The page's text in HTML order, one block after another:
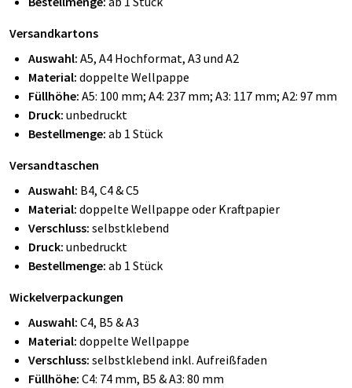
Versandkartons
Auswahl: A5, A4 Hochformat, A3 und A2
Material: doppelte Wellpappe
Füllhöhe: A5: 100 mm; A4: 237 mm; A3: 117 mm; A2: 97 mm
Druck: unbedruckt
Bestellmenge: ab 1 Stück
Versandtaschen
Auswahl: B4, C4 & C5
Material: doppelte Wellpappe oder Kraftpapier
Verschluss: selbstklebend
Druck: unbedruckt
Bestellmenge: ab 1 Stück
Wickelverpackungen
Auswahl: C4, B5 & A3
Material: doppelte Wellpappe
Verschluss: selbstklebend inkl. Aufreißfaden
Füllhöhe: C4: 74 mm, B5 & A3: 80 mm